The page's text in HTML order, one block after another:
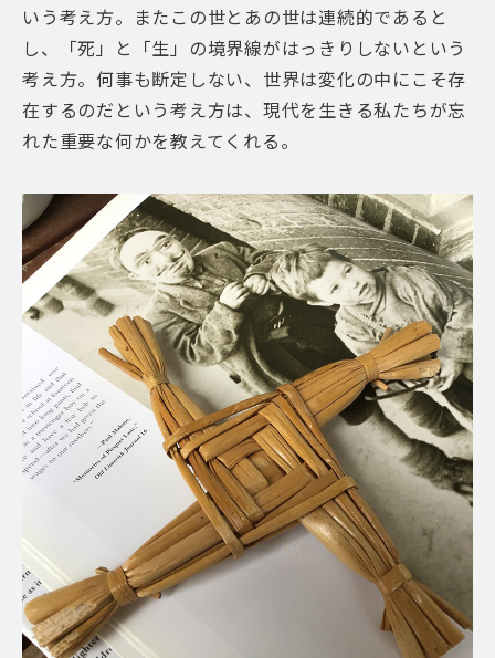
いう考え方。またこの世とあの世は連続的であると
し、「死」と「生」の境界線がはっきりしないという
考え方。何事も断定しない、世界は変化の中にこそ存
在するのだという考え方は、現代を生きる私たちが忘
れた重要な何かを教えてくれる。